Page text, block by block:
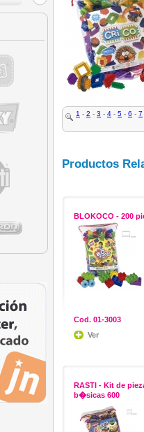
1 - 2 - 3 - 4 - 5 - 6 - 7
Productos
BLOKOCO - 200
Cod. 01-3003
Ver
RASTI - Kit de
b�sicas 600